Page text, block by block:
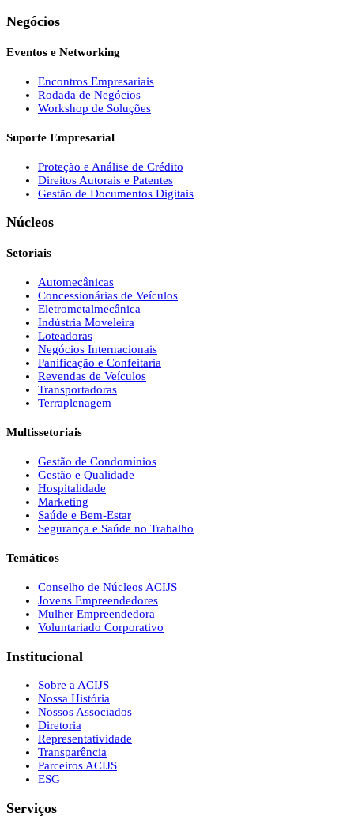
Negócios
Eventos e Networking
Encontros Empresariais
Rodada de Negócios
Workshop de Soluções
Suporte Empresarial
Proteção e Análise de Crédito
Direitos Autorais e Patentes
Gestão de Documentos Digitais
Núcleos
Setoriais
Automecânicas
Concessionárias de Veículos
Eletrometalmecânica
Indústria Moveleira
Loteadoras
Negócios Internacionais
Panificação e Confeitaria
Revendas de Veículos
Transportadoras
Terraplenagem
Multissetoriais
Gestão de Condomínios
Gestão e Qualidade
Hospitalidade
Marketing
Saúde e Bem-Estar
Segurança e Saúde no Trabalho
Temáticos
Conselho de Núcleos ACIJS
Jovens Empreendedores
Mulher Empreendedora
Voluntariado Corporativo
Institucional
Sobre a ACIJS
Nossa História
Nossos Associados
Diretoria
Representatividade
Transparência
Parceiros ACIJS
ESG
Serviços